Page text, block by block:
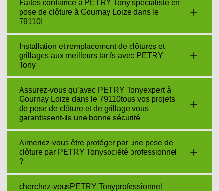
Faites confiance à PETRY Tony spécialiste en
pose de clôture à Gournay Loize dans le
79110!
Installation et remplacement de clôtures et
grillages aux meilleurs tarifs avec PETRY
Tony
Assurez-vous qu’avec PETRY Tonyexpert à
Gournay Loize dans le 79110tous vos projets
de pose de clôture et de grillage vous
garantissent-ils une bonne sécurité
Aimeriez-vous être protéger par une pose de
clôture par PETRY Tonysociété professionnel
?
cherchez-vousPETRY Tonyprofessionnel